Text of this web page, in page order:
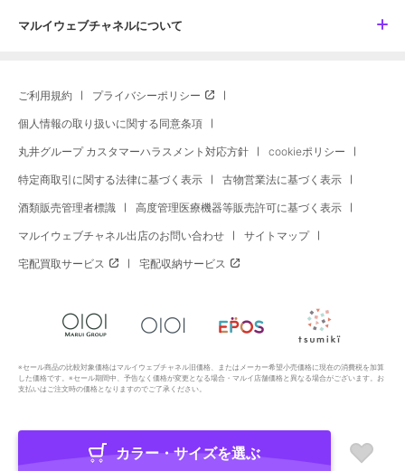
マルイウェブチャネルについて
ご利用規約 プライバシーポリシー
個人情報の取り扱いに関する同意条項
丸井グループ カスタマーハラスメント対応方針 cookieポリシー
特定商取引に関する法律に基づく表示 古物営業法に基づく表示
酒類販売管理者標識 高度管理医療機器等販売許可に基づく表示
マルイウェブチャネル出店のお問い合わせ サイトマップ
宅配買取サービス 宅配収納サービス
※セール商品の比較対象価格はマルイウェブチャネル旧価格、またはメーカー希望小売価格に現在の消費税を加算
した価格です。※セール期間中、予告なく価格が変更となる場合・マルイ店舗価格と異なる場合がございます。お
支払いはご注文時の価格となりますのでご了承ください。
Copyright All Rights Reserved. MARUI Co., Ltd
カラー・サイズを選ぶ